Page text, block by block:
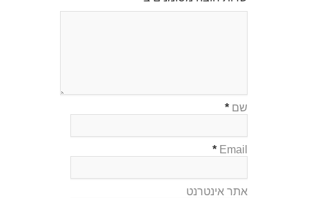
שם *
Email
*
אתר אינטרנט